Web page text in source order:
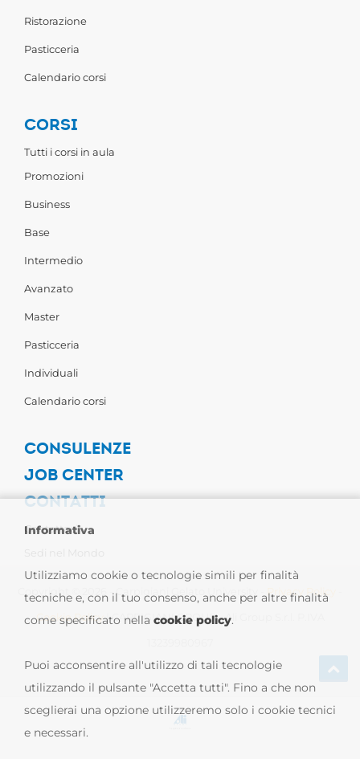
Ristorazione
Pasticceria
Calendario corsi
CORSI
Tutti i corsi in aula
Promozioni
Business
Base
Intermedio
Avanzato
Master
Pasticceria
Individuali
Calendario corsi
CONSULENZE
JOB CENTER
CONTATTI
Contattaci
Copyright © 2026 - Carpigiani Gelato University - Privacy Policy
Cookie Policy| CARPIGIANI GROUP - Ali Group S.r.l. P.IVA
Informativa
Utilizziamo cookie o tecnologie simili per finalità
tecniche e, con il tuo consenso, anche per altre finalità
come specificato nella cookie policy.
Puoi acconsentire all'utilizzo di tali tecnologie
utilizzando il pulsante "Accetta tutti". Fino a che non
sceglierai una opzione utilizzeremo solo i cookie tecnici
e necessari.